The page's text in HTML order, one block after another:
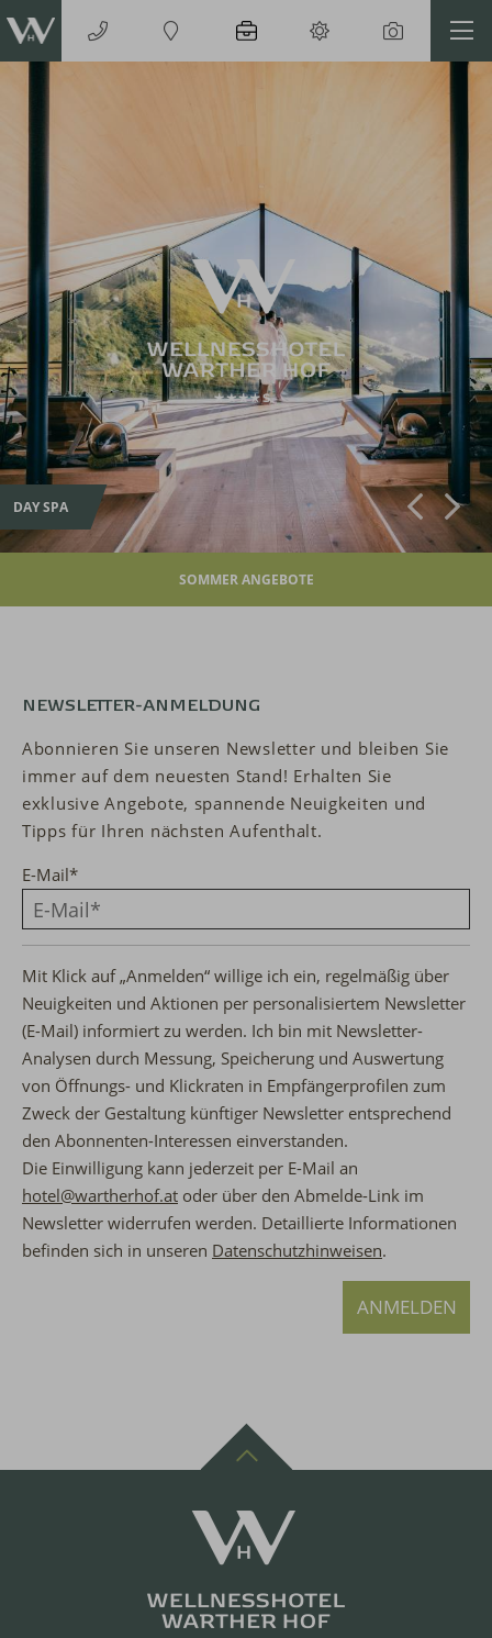
DAY SPA
SOMMER ANGEBOTE
NEWSLETTER-ANMELDUNG
Abonnieren Sie unseren Newsletter und bleiben Sie
immer auf dem neuesten Stand! Erhalten Sie
exklusive Angebote, spannende Neuigkeiten und
Tipps für Ihren nächsten Aufenthalt.
E-Mail*
Mit Klick auf „Anmelden“ willige ich ein, regelmäßig über
Neuigkeiten und Aktionen per personalisiertem Newsletter
(E-Mail) informiert zu werden. Ich bin mit Newsletter-
Analysen durch Messung, Speicherung und Auswertung
von Öffnungs- und Klickraten in Empfängerprofilen zum
Zweck der Gestaltung künftiger Newsletter entsprechend
den Abonnenten-Interessen einverstanden.
Die Einwilligung kann jederzeit per E-Mail an
hotel@wartherhof.at oder über den Abmelde-Link im
Newsletter widerrufen werden. Detaillierte Informationen
befinden sich in unseren Datenschutzhinweisen.
ANMELDEN